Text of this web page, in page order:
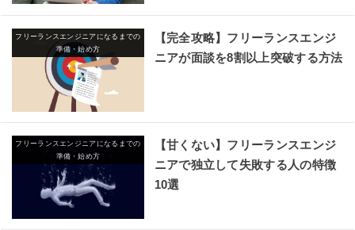
フリーランスエンジニアになるまでの
準備・始め方
【完全攻略】フリーランスエンジ
ニアが面談を8割以上突破する方法
フリーランスエンジニアになるまでの
準備・始め方
【甘くない】フリーランスエンジ
ニアで独立して失敗する人の特徴
10選